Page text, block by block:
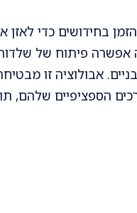
בחידושים כדי לאזן
אפשרה פיתוח של
אבולוציה זו
הספציפיים שלהם,